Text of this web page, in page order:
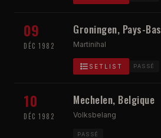
09
DÉC 1982
Groningen, Pays-Bas
Martinihal
SETLIST PASSÉ
10
DÉC 1982
Mechelen, Belgique
Volksbelang
PASSÉ